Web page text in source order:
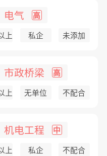
电气 高
上 私企 未添加
市政桥梁 高
上 无单位 不配合
机电工程 中
上 私企 不配合